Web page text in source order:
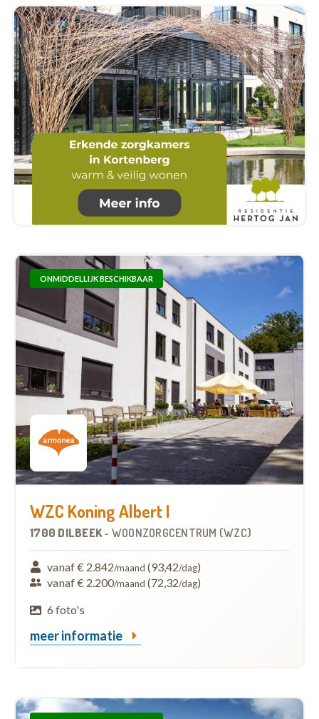
ONMIDDELLIJK BESCHIKBAAR
WZC Koning Albert I
1700 DILBEEK- WOONZORGCENTRUM (WZC)
vanaf € 2.842/maand (93,42/dag)
vanaf € 2.200/maand (72,32/dag)
6 foto's
meer informatie